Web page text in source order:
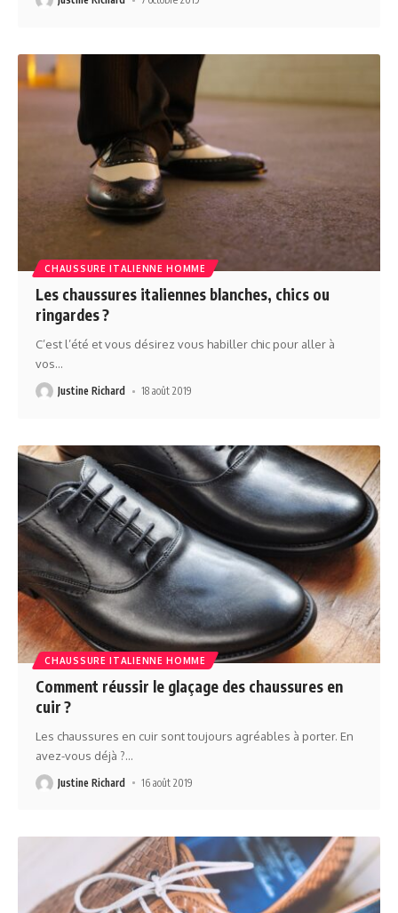
CHAUSSURE ITALIENNE HOMME
Les chaussures italiennes blanches, chics ou
ringardes ?
C’est l’été et vous désirez vous habiller chic pour aller à
vos…
Justine Richard 18 août 2019
CHAUSSURE ITALIENNE HOMME
Comment réussir le glaçage des chaussures en
cuir ?
Les chaussures en cuir sont toujours agréables à porter. En
avez-vous déjà ?…
Justine Richard 16 août 2019